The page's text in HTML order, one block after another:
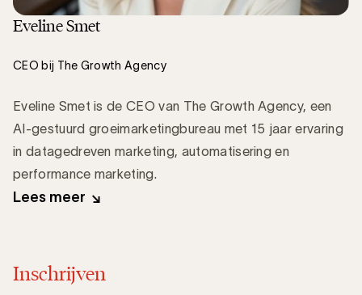
Eveline Smet
CEO bij The Growth Agency
Eveline Smet is de CEO van The Growth Agency, een
AI-gestuurd groeimarketingbureau met 15 jaar ervaring
in datagedreven marketing, automatisering en
performance marketing.
Lees meer
Inschrijven